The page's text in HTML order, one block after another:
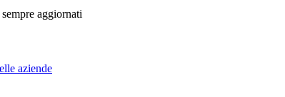
aggiornati
aziende